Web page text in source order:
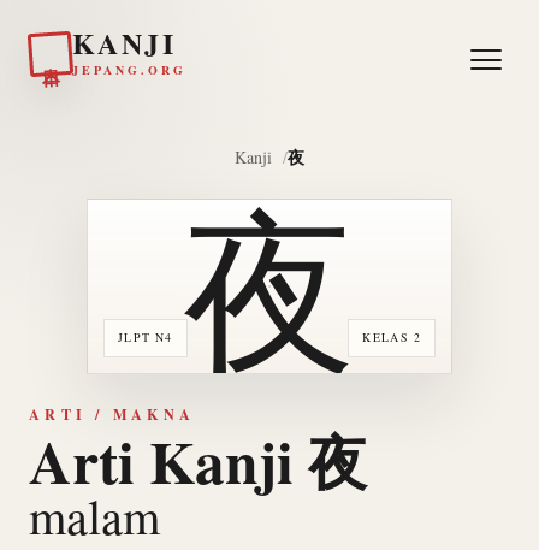
KANJI
JEPANG.ORG
Kanji 夜
JLPT N4 KELAS 2
夜
ARTI / MAKNA
Arti Kanji 夜
malam